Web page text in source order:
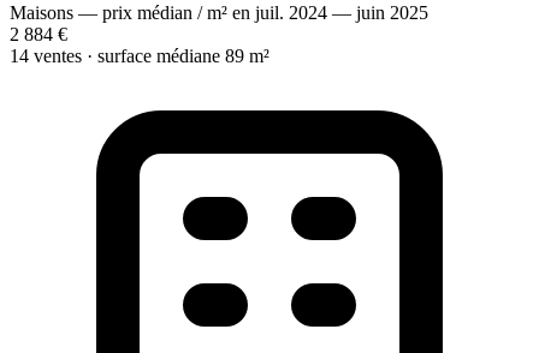
Maisons — prix médian / m² en juil. 2024 — juin 2025
2 884 €
14 ventes · surface médiane 89 m²